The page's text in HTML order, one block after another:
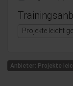
Projekte leicht
Anbieter: Projekte